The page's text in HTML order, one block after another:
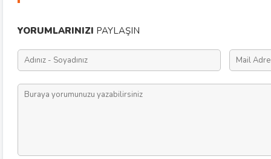
YORUMLARINIZI PAYLAŞIN